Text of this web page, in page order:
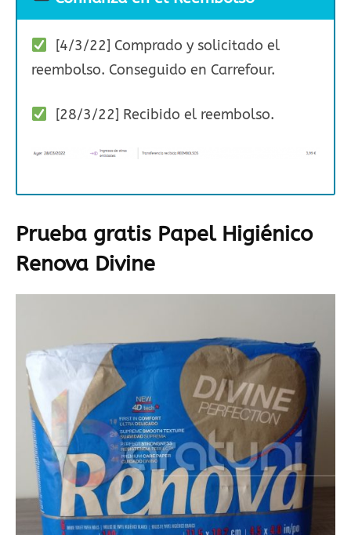
[4/3/22] Comprado y solicitado el
reembolso. Conseguido en Carrefour.
[28/3/22] Recibido el reembolso.
Prueba gratis Papel Higiénico
Renova Divine